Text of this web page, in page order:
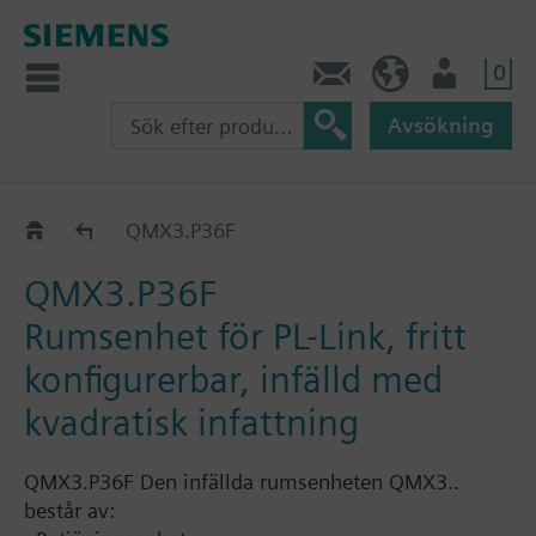
0
Avsökning
QMX3.P36..QMX3.P36F
QMX3.P36F
Rumsenhet för PL-Link, fritt
konfigurerbar, infälld med
kvadratisk infattning
QMX3.P36F Den infällda rumsenheten QMX3..
består av: